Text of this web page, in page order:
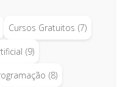
Cursos Gratuitos (7)
(9)
(8)